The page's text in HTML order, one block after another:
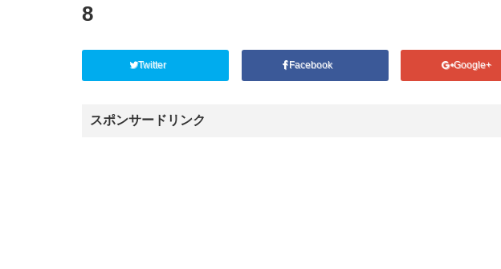
8
Twitter Facebook Google+
スポンサードリンク